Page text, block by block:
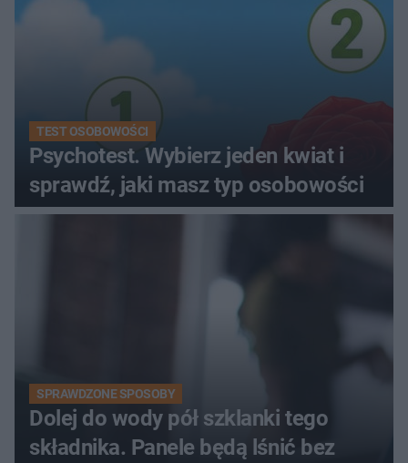
TEST OSOBOWOŚCI
Psychotest. Wybierz jeden kwiat i
sprawdź, jaki masz typ osobowości
SPRAWDZONE SPOSOBY
Dolej do wody pół szklanki tego
składnika. Panele będą lśnić bez